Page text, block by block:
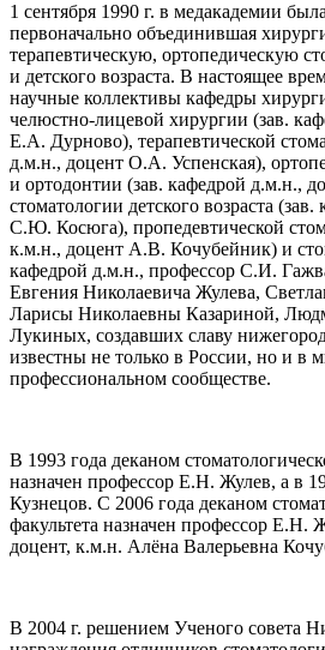
1 сентября 1990 г. в медакадемии
первоначально объединившая
терапевтическую, ортопедическую
и детского возраста. В настоящее
научные коллективы кафедры
челюстно-лицевой хирургии (зав.
Е.А. Дурново), терапевтической
д.м.н., доцент О.А. Успенская),
и ортодонтии (зав. кафедрой д.м.н.,
стоматологии детского возраста
С.Ю. Косюга), пропедевтической
к.м.н., доцент А.В. Кочубейник) и
кафедрой д.м.н., профессор С.И.
Евгения Николаевича Жулева,
Ларисы Николаевны Казариной,
Лукиных, создавших славу
известны не только в России, но и в
профессиональном сообществе.
В 1993 года деканом
назначен профессор Е.Н. Жулев, а в
Кузнецов. С 2006 года деканом
факультета назначен профессор Е.Н.
доцент, к.м.н. Алёна Валерьевна
В 2004 г. решением Ученого совета